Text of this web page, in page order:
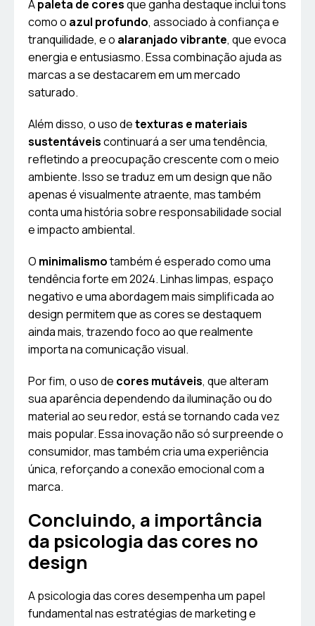
Apaleta de coresque ganha destaque inclui tons
como o azul profundo, associado à confiança e
tranquilidade, e o alaranjado vibrante, que evoca
energia e entusiasmo. Essa combinação ajuda as
marcas a se destacarem em um mercado
saturado.
Além disso, o uso detexturas e materiais
sustentáveiscontinuará a ser uma tendência,
refletindo a preocupação crescente com o meio
ambiente. Isso se traduz em um design que não
apenas é visualmente atraente, mas também
conta uma história sobre responsabilidade social
e impacto ambiental.
O minimalismotambém é esperado como uma
tendência forte em 2024. Linhas limpas, espaço
negativo e uma abordagem mais simplificada ao
design permitem que as cores se destaquem
ainda mais, trazendo foco ao que realmente
importa na comunicação visual.
Por fim, o uso de cores mutáveis, que alteram
sua aparência dependendo da iluminação ou do
material ao seu redor, está se tornando cada vez
mais popular. Essa inovação não só surpreende o
consumidor, mas também cria uma experiência
única, reforçando a conexão emocional com a
marca.
Concluindo, a importância
da psicologia das cores no
design
A psicologia das cores desempenha um papel
fundamental nas estratégias de marketing e